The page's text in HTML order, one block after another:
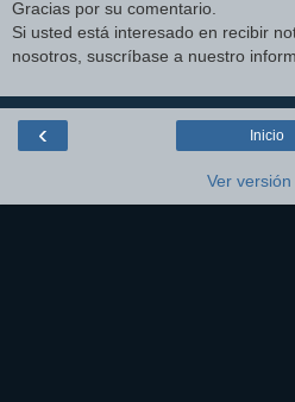
Gracias por su comentario.
Si usted está interesado en recibir
nosotros, suscríbase a nuestro
‹ Inicio
Ver versión